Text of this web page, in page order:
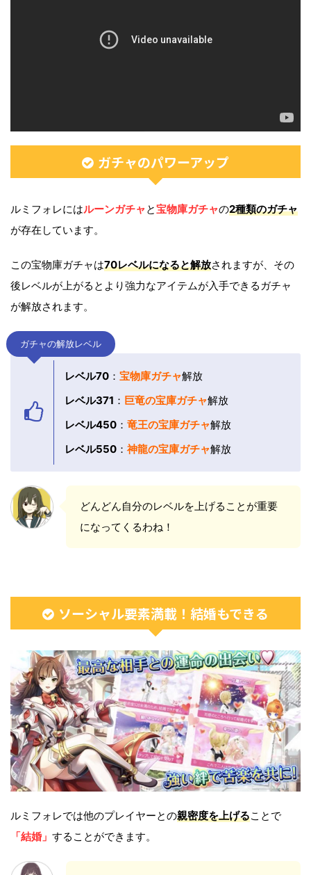
ガチャのパワーアップ
ルミフォレにはルーンガチャ と宝物庫ガチャの2種類のガチャ
が存在しています。
この宝物庫ガチャは70レベルになると解放されますが、その
後レベルが上がるとより強力なアイテムが入手できるガチャ
が解放されます。
ガチャの解放レベル
レベル70 ： 宝物庫ガチャ解放
レベル371 ： 巨竜の宝庫ガチャ解放
レベル450 ： 竜王の宝庫ガチャ解放
レベル550 ： 神龍の宝庫ガチャ解放
どんどん自分のレベルを上げることが重要
になってくるわね！
ソーシャル要素満載！結婚もできる
ルミフォレでは他のプレイヤーとの親密度を上げることで
「結婚」 することができます。